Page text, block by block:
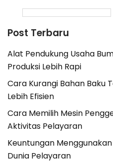
Post Terbaru
Alat Pendukung Usaha
Produksi Lebih Rapi
Cara Kurangi Bahan Baku
Lebih Efisien
Cara Memilih Mesin
Aktivitas Pelayaran
Keuntungan
Dunia Pelayaran